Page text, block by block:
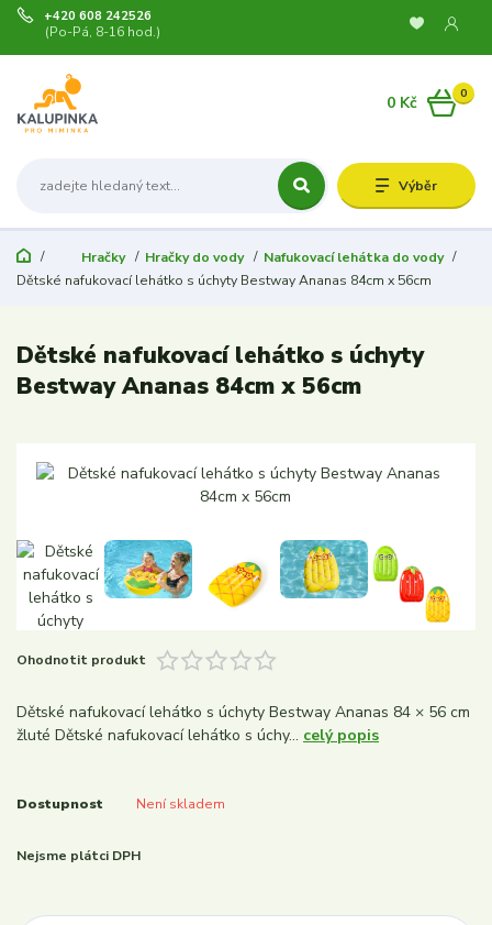
Výběr
+420 608 242526
(Po-Pá, 8-16 hod.)
0
0 Kč
Hračky Hračky do vody
Nafukovací lehátka do vody
Dětské nafukovací lehátko s úchyty Bestway Ananas 84cm x 56cm
Dětské nafukovací lehátko s úchyty
Bestway Ananas 84cm x 56cm
Ohodnotit produkt
Dětské nafukovací lehátko s úchyty Bestway Ananas 84 × 56 cm
žluté Dětské nafukovací lehátko s úchy... celý popis
Dostupnost Není skladem
Nejsme plátci DPH